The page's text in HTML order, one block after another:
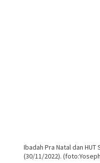
Ibadah Pra Natal dan HUT
(30/11/2022).